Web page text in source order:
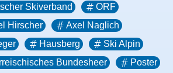
Skiverband
ORF
Hirscher
Axel Naglich
Hausberg
Ski Alpin
Bundesheer
Poster